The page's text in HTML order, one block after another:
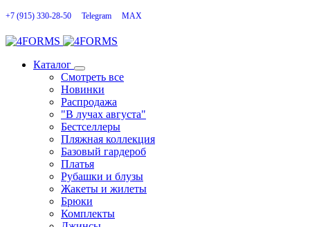
+7 (915) 330-28-50 Telegram MAX
Каталог
Смотреть все
Новинки
Распродажа
"В лучах августа"
Бестселлеры
Пляжная коллекция
Базовый гардероб
Платья
Рубашки и блузы
Жакеты и жилеты
Брюки
Комплекты